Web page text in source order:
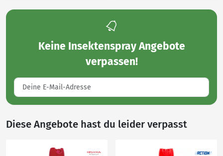
Keine Insektenspray Angebote
verpassen!
Diese Angebote hast du leider verpasst